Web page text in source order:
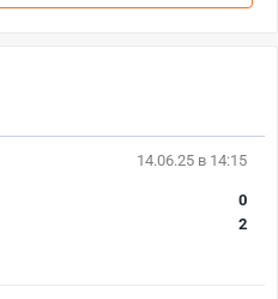
14.06.25 в 14:15
0
2